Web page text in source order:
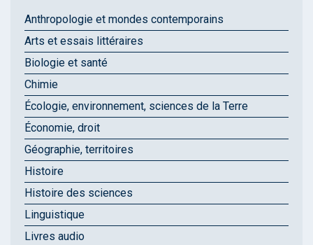
Anthropologie et mondes contemporains
Arts et essais littéraires
Biologie et santé
Chimie
Écologie, environnement, sciences de la Terre
Économie, droit
Géographie, territoires
Histoire
Histoire des sciences
Linguistique
Livres audio